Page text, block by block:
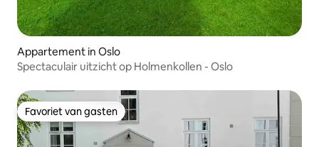
Appartement in Oslo
Spectaculair uitzicht op Holmenkollen - Oslo
Favoriet van gasten
Favoriet van gasten